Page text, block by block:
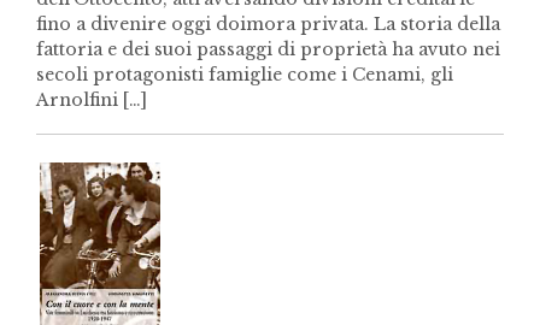
fino a divenire oggi doimora privata. La storia della
fattoria e dei suoi passaggi di proprietà ha avuto nei
secoli protagonisti famiglie come i Cenami, gli
Arnolfini […]